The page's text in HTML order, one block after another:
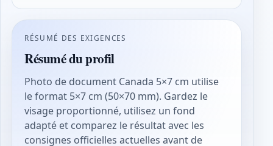
RÉSUMÉ DES EXIGENCES
Résumé du profil
Photo de document Canada 5×7 cm utilise
le format 5×7 cm (50×70 mm). Gardez le
visage proportionné, utilisez un fond
adapté et comparez le résultat avec les
consignes officielles actuelles avant de